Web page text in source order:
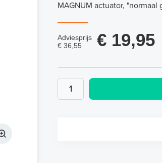
MAGNUM actuator, "normaal
Adviesprijs
€ 36,55
€ 19,95